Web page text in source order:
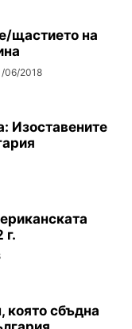
щастието на
06/2018
Изоставените
г.
която сбъдна